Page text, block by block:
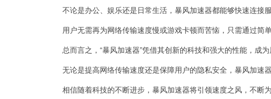
不论是办公、娱乐还是日常生活，暴风加速器都能够快速连接服
用户无需再为网络传输速度慢或游戏卡顿而苦恼，只需通过简单
总而言之，“暴风加速器”凭借其创新的科技和强大的性能，成为
无论是提高网络传输速度还是保障用户的隐私安全，暴风加速器
相信随着科技的不断进步，暴风加速器将引领速度之风，不断为